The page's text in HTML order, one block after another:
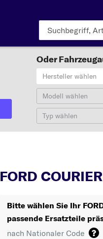
Oder
Hersteller wählen
Modell wählen
Typ wählen
FORD
Bitte wählen Sie Ihr
passende Ersatzteile
nach Nationaler Code